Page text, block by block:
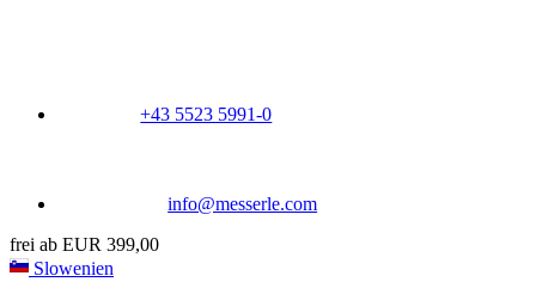
+43 5523 5991-0
info@messerle.com
frei ab EUR 399,00
Slowenien